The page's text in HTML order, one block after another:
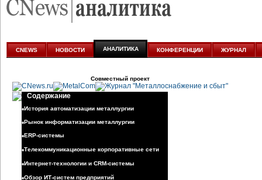
аналитике
CNEWS НОВОСТИ АНАЛИТИКА КОНФЕРЕНЦИИ ЖУРНАЛ
Совместный проект
Содержание
•История автоматизации металлургии
•Рынок информатизации металлургии
•ERP-системы
•Телекоммуникационные корпоративные сети
•Интернет-технологии и CRM-системы
•Обзор ИТ-систем предприятий